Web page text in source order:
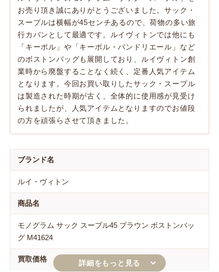
お売り頂き誠にありがとうございました。サック・
スープルは横幅が45センチあるので、荷物の多い旅
行カバンとして最適です。ルイヴィトンでは他にも
「キーポル」や「キーポル・バンドリエール」など
のボストンバッグも展開しており、ルイヴィトン創
業時から廃盤することなく続く、定番人気アイテム
となります。今回お買い取りしたサック・スープル
は製造された時期が古く、全体的に使用感が見受け
られましたが、人気アイテムとなりますのでお値段
の方を頑張らさせて頂きました。
ブランド名
ルイ・ヴィトン
商品名
モノグラム サック スープル45 ブラウン ボストンバッ
グ M41624
買取価格